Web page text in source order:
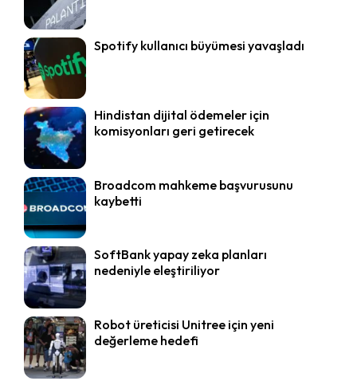
Spotify kullanıcı büyümesi yavaşladı
Hindistan dijital ödemeler için
komisyonları geri getirecek
Broadcom mahkeme başvurusunu
kaybetti
SoftBank yapay zeka planları
nedeniyle eleştiriliyor
Robot üreticisi Unitree için yeni
değerleme hedefi